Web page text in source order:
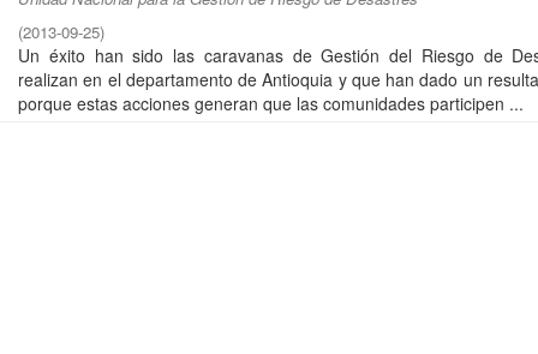
(2013-09-25)
Un éxito han sido las caravanas de Gestión del Riesgo de
realizan en el departamento de Antioquia y que han dado un
porque estas acciones generan que las comunidades participen ...